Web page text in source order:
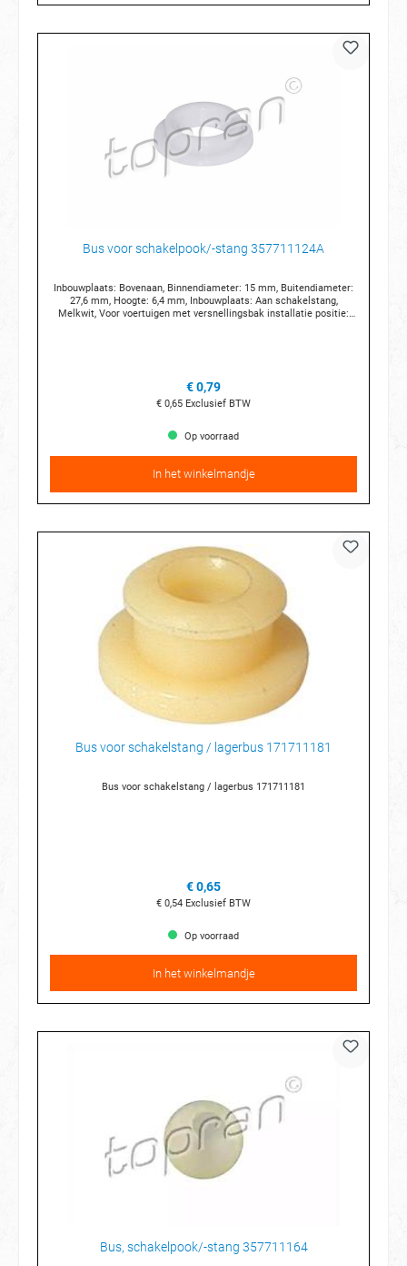
Bus voor schakelpook/-stang 357711124A
Inbouwplaats: Bovenaan, Binnendiameter: 15 mm, Buitendiameter:
27,6 mm, Hoogte: 6,4 mm, Inbouwplaats: Aan schakelstang,
Melkwit, Voor voertuigen met versnellingsbak installatie positie:
€ 0,79
€ 0,65 Exclusief BTW
Op voorraad
In het winkelmandje
Bus voor schakelstang / lagerbus 171711181
Bus voor schakelstang / lagerbus 171711181
€ 0,65
€ 0,54 Exclusief BTW
Op voorraad
In het winkelmandje
Bus, schakelpook/-stang 357711164